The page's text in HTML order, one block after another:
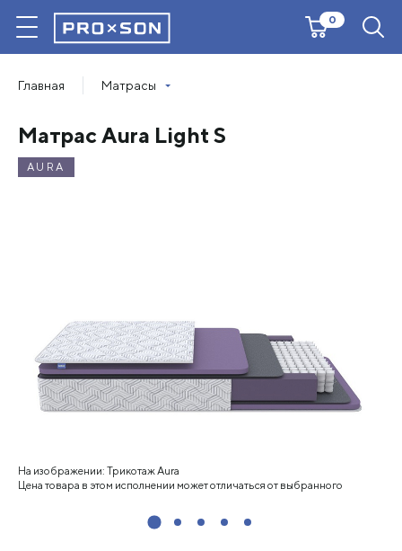
0
Главная Матрасы
AURA
Матрас Aura Light S
На изображении: Трикотаж Aura
Цена товара в этом исполнении может отличаться от выбранного